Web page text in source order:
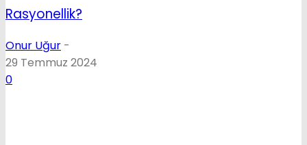
Rasyonellik?
Onur Uğur -
29 Temmuz 2024
0